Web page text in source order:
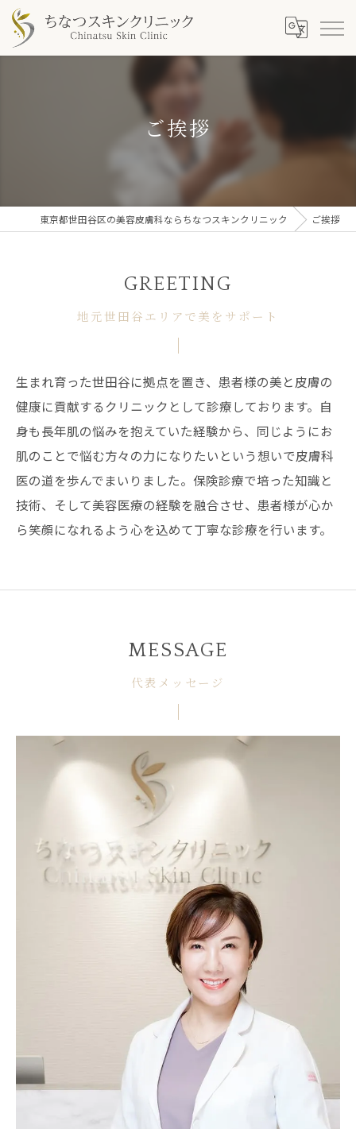
ご挨拶
東京都世田谷区の美容皮膚科ならちなつスキンクリニック ご挨拶
地元世田谷エリアで美をサポート
GREETING
生まれ育った世田谷に拠点を置き、患者様の美と皮膚の
健康に貢献するクリニックとして診療しております。自
身も長年肌の悩みを抱えていた経験から、同じようにお
肌のことで悩む方々の力になりたいという想いで皮膚科
医の道を歩んでまいりました。保険診療で培った知識と
技術、そして美容医療の経験を融合させ、患者様が心か
ら笑顔になれるよう心を込めて丁寧な診療を行います。
代表メッセージ
MESSAGE